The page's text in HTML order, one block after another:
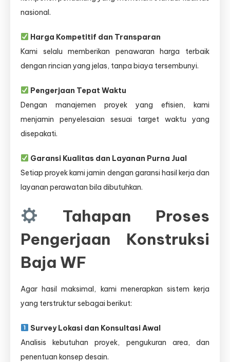
nasional.
Harga Kompetitif dan Transparan
Kami selalu memberikan penawaran harga terbaik
dengan rincian yang jelas, tanpa biaya tersembunyi.
Pengerjaan Tepat Waktu
Dengan manajemen proyek yang efisien, kami
menjamin penyelesaian sesuai target waktu yang
disepakati.
Garansi Kualitas dan Layanan Purna Jual
Setiap proyek kami jamin dengan garansi hasil kerja dan
layanan perawatan bila dibutuhkan.
Tahapan Proses
Pengerjaan Konstruksi
Baja WF
Agar hasil maksimal, kami menerapkan sistem kerja
yang terstruktur sebagai berikut:
Survey Lokasi dan Konsultasi Awal
Analisis kebutuhan proyek, pengukuran area, dan
penentuan konsep desain.